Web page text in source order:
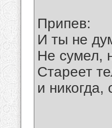
Припев:
И ты не
Не сумел,
Стареет
и